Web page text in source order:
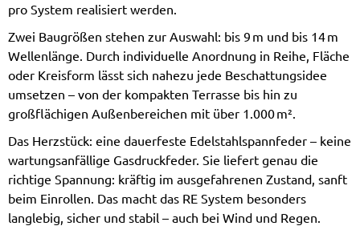
pro System realisiert werden.
Zwei Baugrößen stehen zur Auswahl: bis 9 m und bis 14 m
Wellenlänge. Durch individuelle Anordnung in Reihe, Fläche
oder Kreisform lässt sich nahezu jede Beschattungsidee
umsetzen – von der kompakten Terrasse bis hin zu
großflächigen Außenbereichen mit über 1.000 m².
Das Herzstück: eine dauerfeste Edelstahlspannfeder – keine
wartungsanfällige Gasdruckfeder. Sie liefert genau die
richtige Spannung: kräftig im ausgefahrenen Zustand, sanft
beim Einrollen. Das macht das RE System besonders
langlebig, sicher und stabil – auch bei Wind und Regen.